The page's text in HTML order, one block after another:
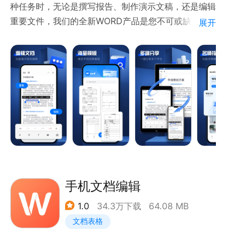
种任务时，无论是撰写报告、制作演示文稿，还是编辑
重要文件，我们的全新WORD产品是您不可或缺的办
我们的WORD产品拥有多功能编辑，让您轻松完成各
种任务。此外，我们提供丰富的编辑模板，可让您快速
创建正式且美观的文档，节省您宝贵的时间。
我们的WORD产品更是一款教育型产品，我们拥有强
大的教学功能，为您提供个性化的学习体验，让您无论
无论您是初学者还是办公人士，我们的WORD产品都
将帮助您提高工作效率，让您的办公更加轻松愉悦。现
在就来尝试我们的WORD产品，开启效率办公的全新
体验吧！
展开
手机文档编辑
1.0 34.3万下载 64.08 MB
文档表格